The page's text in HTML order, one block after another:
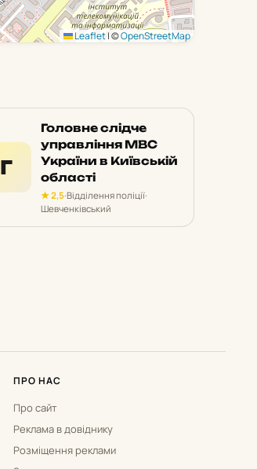
Leaflet|©OpenStreetMap
Г
Головне слідче
управління МВС
України в Київській
області
★ 2,5·Відділення поліції·
Шевченківський
ПРО НАС
Про сайт
Реклама в довіднику
Розміщення реклами